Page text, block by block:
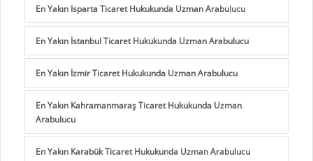
En Yakın Isparta Ticaret Hukukunda Uzman Arabulucu
En Yakın İstanbul Ticaret Hukukunda Uzman Arabulucu
En Yakın İzmir Ticaret Hukukunda Uzman Arabulucu
En Yakın Kahramanmaraş Ticaret Hukukunda Uzman
Arabulucu
En Yakın Karabük Ticaret Hukukunda Uzman Arabulucu